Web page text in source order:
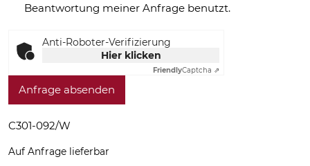
Beantwortung meiner Anfrage benutzt.
Anti-Roboter-Verifizierung
Hier klicken
FriendlyCaptcha ⇗
Anfrage absenden
C301-092/W
Auf Anfrage lieferbar